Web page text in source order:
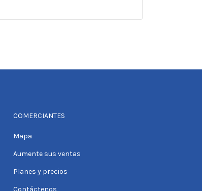
COMERCIANTES
Mapa
Aumente sus ventas
Planes y precios
Contáctenos